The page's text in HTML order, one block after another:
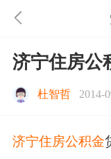
济宁住房公
杜智哲 2014-
济宁住房公积金